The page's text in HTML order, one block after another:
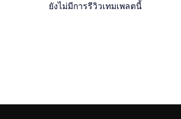
ยังไม่มีการรีวิวเทมเพลตนี้